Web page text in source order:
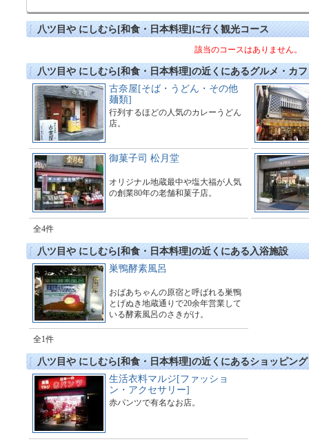
八ツ目や にしむら[和食・日本料理]に行く観光コース
該当のコースはありません。
八ツ目や にしむら[和食・日本料理]の近くにあるグルメ・カフ
古奈屋[そば・うどん・その他
麺類]
行列するほどの人気のカレーうどん
店。
御菓子司 松月堂
オリジナル地蔵最中や塩大福が人気
の創業80年の老舗和菓子店。
全4件
八ツ目や にしむら[和食・日本料理]の近くにある入浴施設
巣鴨酵素風呂
おばあちゃんの原宿と呼ばれる巣鴨
とげぬき地蔵通りで20余年営業して
いる酵素風呂のさきがけ。
全1件
八ツ目や にしむら[和食・日本料理]の近くにあるショッピング
生活衣料マルジ[ファッショ
ン・アクセサリー]
赤パンツで有名なお店。